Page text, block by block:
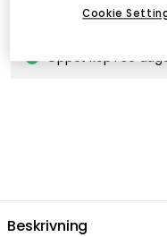
Snabba och
Öppet köp i 30
Beskrivning
Cookie